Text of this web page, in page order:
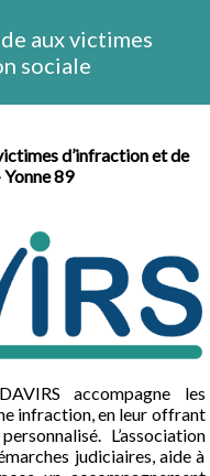
aux victimes
sociale
d’infraction et de
89
accompagne les
infraction, en leur offrant
L’association
judiciaires, aide à